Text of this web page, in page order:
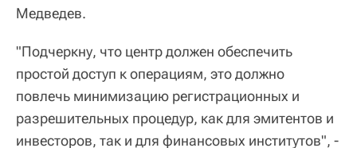
Медведев.
"Подчеркну, что центр должен обеспечить
простой доступ к операциям, это должно
повлечь минимизацию регистрационных и
разрешительных процедур, как для эмитентов и
инвесторов, так и для финансовых институтов", -